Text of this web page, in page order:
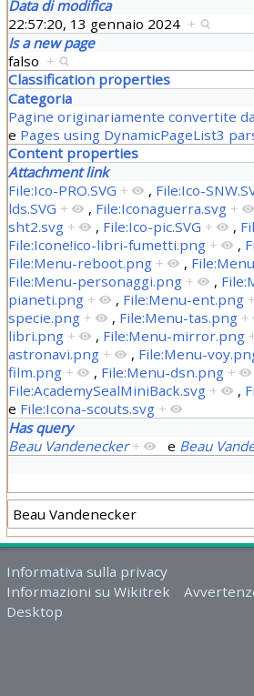
Data di modifica
22:57:20, 13 gennaio 2024 +
Is a new page
falso +
Classification properties
Categoria
Pagine originariamente convertite
e Pages using DynamicPageList3
Content properties
Attachment link
File:Ico-PRO.SVG + , File:Ico-
lds.SVG + , File:Iconaguerra.svg +
sht2.svg + , File:Ico-pic.SVG + ,
File:Icone!ico-libri-fumetti.png + ,
File:Menu-reboot.png + ,
File:Menu-personaggi.png + ,
pianeti.png + , File:Menu-ent.png +
specie.png + , File:Menu-tas.png +
libri.png + , File:Menu-mirror.png
astronavi.png + , File:Menu-
film.png + , File:Menu-dsn.png +
File:AcademySealMiniBack.svg + ,
e File:Icona-scouts.svg +
Has query
Beau Vandenecker + e Beau
Informativa sulla privacy
Informazioni su Wikitrek
Desktop